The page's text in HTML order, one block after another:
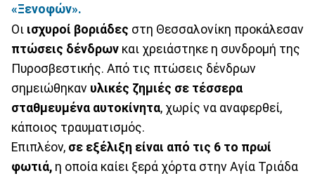
«Ξενοφών».
Οι ισχυροί βοριάδες στη Θεσσαλονίκη προκάλεσαν
πτώσεις δένδρων και χρειάστηκε η συνδρομή της
Πυροσβεστικής. Από τις πτώσεις δένδρων
σημειώθηκαν υλικές ζημιές σε τέσσερα
σταθμευμένα αυτοκίνητα, χωρίς να αναφερθεί,
κάποιος τραυματισμός.
Επιπλέον, σε εξέλιξη είναι από τις 6 το πρωί
φωτιά, η οποία καίει ξερά χόρτα στην Αγία Τριάδα